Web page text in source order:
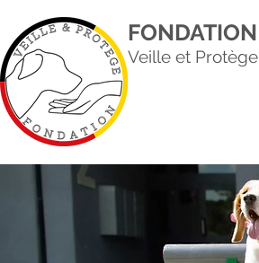
FONDATION
Veille et Protège